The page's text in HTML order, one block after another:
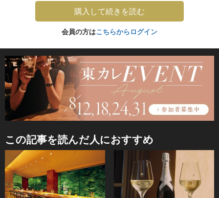
購入して続きを読む
会員の方はこちらからログイン
この記事を読んだ人におすすめ